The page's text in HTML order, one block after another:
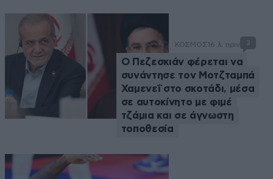
ΚΟΣΜΟΣ 16 λ. πριν 3
Ο Πεζεσκιάν φέρεται να
συνάντησε τον Μοτζταμπά
Χαμενεΐ στο σκοτάδι, μέσα
σε αυτοκίνητο με φιμέ
τζάμια και σε άγνωστη
τοποθεσία